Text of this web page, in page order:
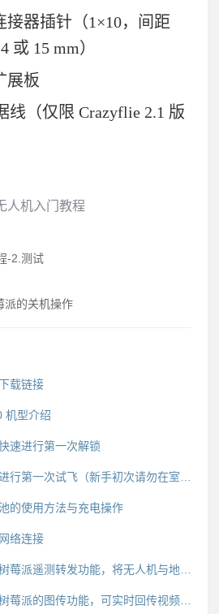
接器插针（1×10，间距
或 15 mm）
展板
线（仅限 Crazyflie 2.1 版
人机入门教程
-2.测试
派的关机操作
载链接
机型介绍
速进行第一次解锁
的使用方法与充电操作
络连接